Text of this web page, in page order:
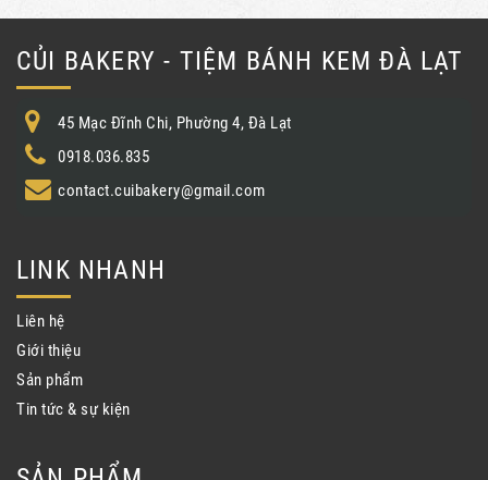
CỦI BAKERY - TIỆM BÁNH KEM ĐÀ LẠT
45 Mạc Đĩnh Chi, Phường 4, Đà Lạt
0918.036.835
contact.cuibakery@gmail.com
LINK NHANH
Liên hệ
Giới thiệu
Sản phẩm
Tin tức & sự kiện